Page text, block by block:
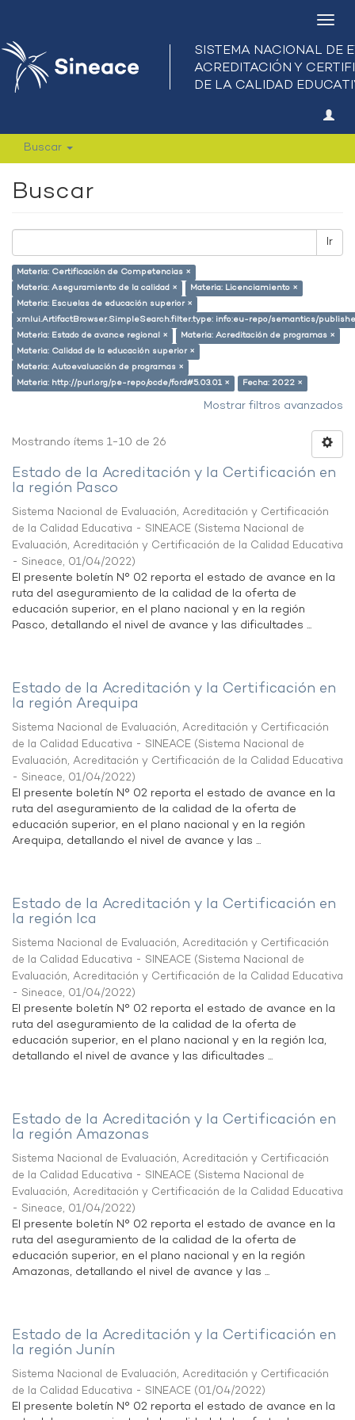
Buscar
Buscar
Ir
Materia: Certificación de Competencias ×
Materia: Aseguramiento de la calidad ×
Materia: Licenciamiento ×
Materia: Escuelas de educación superior ×
xmlui.ArtifactBrowser.SimpleSearch.filter.type: info:eu-repo/semantics/
Materia: Estado de avance regional ×
Materia: Acreditación de programas ×
Materia: Calidad de la educación superior ×
Materia: Autoevaluación de programas ×
Materia: http://purl.org/pe-repo/ocde/ford#5.03.01 ×
Fecha: 2022 ×
Mostrar filtros avanzados
Mostrando ítems 1-10 de 26
Estado de la Acreditación y la Certificación en
la región Pasco
Sistema Nacional de Evaluación, Acreditación y Certificación
de la Calidad Educativa - SINEACE (Sistema Nacional de
Evaluación, Acreditación y Certificación de la Calidad Educativa
- Sineace, 01/04/2022)
El presente boletín N° 02 reporta el estado de avance en la
ruta del aseguramiento de la calidad de la oferta de
educación superior, en el plano nacional y en la región
Pasco, detallando el nivel de avance y las dificultades ...
Estado de la Acreditación y la Certificación en
la región Arequipa
Sistema Nacional de Evaluación, Acreditación y Certificación
de la Calidad Educativa - SINEACE (Sistema Nacional de
Evaluación, Acreditación y Certificación de la Calidad Educativa
- Sineace, 01/04/2022)
El presente boletín N° 02 reporta el estado de avance en la
ruta del aseguramiento de la calidad de la oferta de
educación superior, en el plano nacional y en la región
Arequipa, detallando el nivel de avance y las ...
Estado de la Acreditación y la Certificación en
la región Ica
Sistema Nacional de Evaluación, Acreditación y Certificación
de la Calidad Educativa - SINEACE (Sistema Nacional de
Evaluación, Acreditación y Certificación de la Calidad Educativa
- Sineace, 01/04/2022)
El presente boletín N° 02 reporta el estado de avance en la
ruta del aseguramiento de la calidad de la oferta de
educación superior, en el plano nacional y en la región Ica,
detallando el nivel de avance y las dificultades ...
Estado de la Acreditación y la Certificación en
la región Amazonas
Sistema Nacional de Evaluación, Acreditación y Certificación
de la Calidad Educativa - SINEACE (Sistema Nacional de
Evaluación, Acreditación y Certificación de la Calidad Educativa
- Sineace, 01/04/2022)
El presente boletín N° 02 reporta el estado de avance en la
ruta del aseguramiento de la calidad de la oferta de
educación superior, en el plano nacional y en la región
Amazonas, detallando el nivel de avance y las ...
Estado de la Acreditación y la Certificación en
la región Junín
Sistema Nacional de Evaluación, Acreditación y Certificación
de la Calidad Educativa - SINEACE (01/04/2022)
El presente boletín N° 02 reporta el estado de avance en la